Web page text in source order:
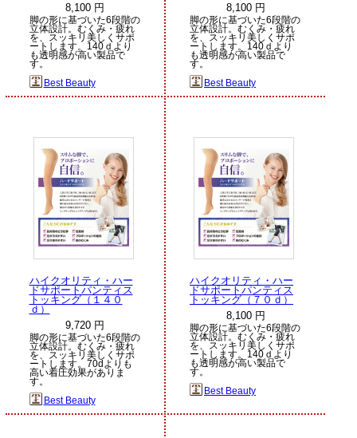
8,100 円
脚の形に基づいた6段階の
立体設計。むくみ・疲れ
を、スッキリ美しくサポ
ートします。140ｄより
も透明感が高い製品で
す。
Best Beauty
8,100 円
脚の形に基づいた6段階の
立体設計。むくみ・疲れ
を、スッキリ美しくサポ
ートします。140ｄより
も透明感が高い製品で
す。
Best Beauty
ハイクオリティ・ハー
ドサポートパンティス
トッキング（１４０
ｄ）
9,720 円
脚の形に基づいた6段階の
立体設計。むくみ・疲れ
を、スッキリ美しくサポ
ートします。70dよりも
高い着圧効果がありま
す。
Best Beauty
ハイクオリティ・ハー
ドサポートパンティス
トッキング（７０ｄ）
8,100 円
脚の形に基づいた6段階の
立体設計。むくみ・疲れ
を、スッキリ美しくサポ
ートします。140ｄより
も透明感が高い製品で
す。
Best Beauty